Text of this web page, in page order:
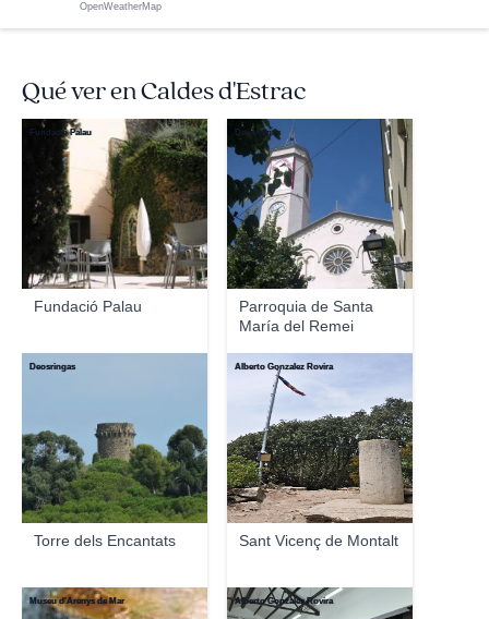
OpenWeatherMap
Qué ver en Caldes d'Estrac
Fundació Palau
Fundació Palau
Parroquia de Santa
María del Remei
Deosringas
Torre dels Encantats
Deosringas
Sant Vicenç de Montalt
Alberto Gonzalez Rovira
Museu d'Arenys de Mar Alberto Gonzalez Rovira